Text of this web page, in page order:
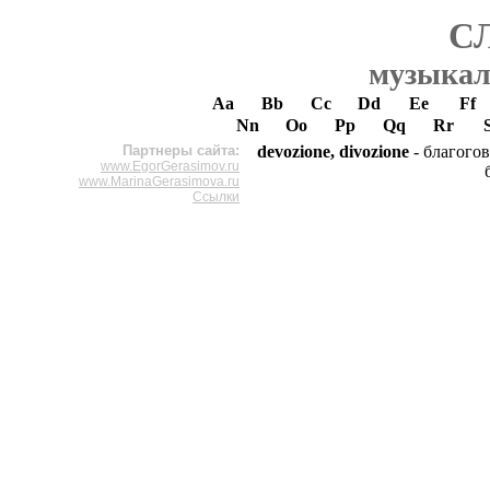
Aa Bb Cc Dd Ee
Ff
Nn
Oo Pp Qq Rr
Партнеры сайта:
www.EgorGerasimov.ru
www.MarinaGerasimova.ru
Ссылки
devozione, divozione -